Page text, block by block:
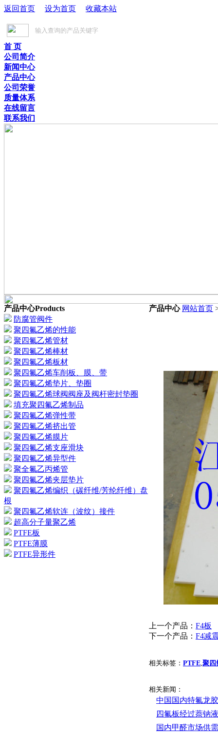
返回首页 设为首页 收藏本站
首 页
公司简介
新闻中心
产品中心
公司荣誉
质量体系
在线留言
联系我们
产品中心Products
防腐管阀件
聚四氟乙烯的性能
聚四氟乙烯管材
聚四氟乙烯棒材
聚四氟乙烯板材
聚四氟乙烯车削板、膜、带
聚四氟乙烯垫片、垫圈
聚四氟乙烯球阀阀座及阀杆密封垫圈
填充聚四氟乙烯制品
聚四氟乙烯弹性带
聚四氟乙烯挤出管
聚四氟乙烯膜片
聚四氟乙烯支座滑块
聚四氟乙烯异型件
聚全氟乙丙烯管
聚四氟乙烯夹层垫片
聚四氟乙烯编织（碳纤维/芳纶纤维）盘
根
聚四氟乙烯软连（波纹）接件
超高分子量聚乙烯
PTFE板
PTFE薄膜
PTFE异形件
产品中心 网站首页
上一个产品： F4板
下一个产品： F4减
相关标签： PTFE,聚四
相关新闻：
中国国内特氟龙
四氟板经过萘钠
国内甲醛市场供